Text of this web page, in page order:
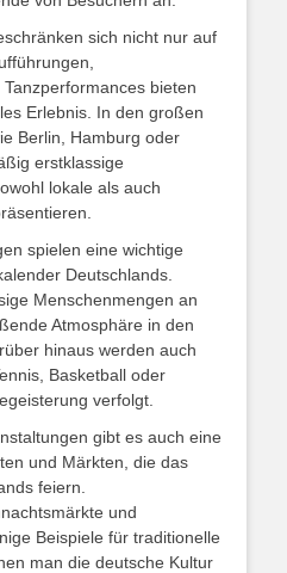
sich nicht nur auf
bieten
Erlebnis. In den großen
Berlin, Hamburg oder
erstklassige
lokale als auch
spielen eine wichtige
Deutschlands.
Menschenmengen an
Atmosphäre in den
hinaus werden auch
Basketball oder
verfolgt.
gibt es auch eine
und Märkten, die das
feiern.
und
Beispiele für traditionelle
man die deutsche Kultur